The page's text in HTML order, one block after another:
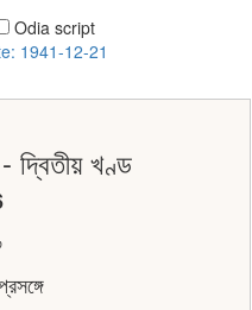
Odia script
1941-12-21
দ্বিতীয় খণ্ড